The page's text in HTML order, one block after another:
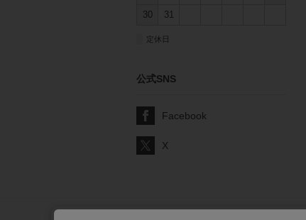
30
31
定休日
公式SNS
Facebook
X